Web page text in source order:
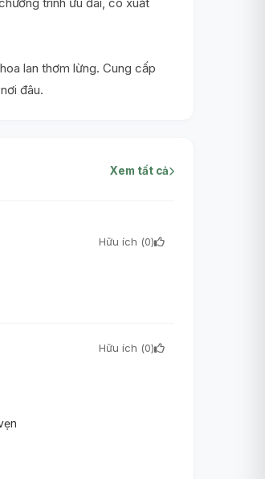
lan thơm lừng. Cung cấp
đâu.
Xem tất cả
Hữu ích (0)
Hữu ích (0)